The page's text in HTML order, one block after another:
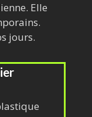
Elle
jours.